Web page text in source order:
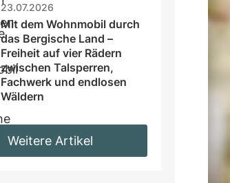
23.07.2026
Mit dem Wohnmobil durch
das Bergische Land –
Freiheit auf vier Rädern
zwischen Talsperren,
Fachwerk und endlosen
Wäldern
Weitere Artikel